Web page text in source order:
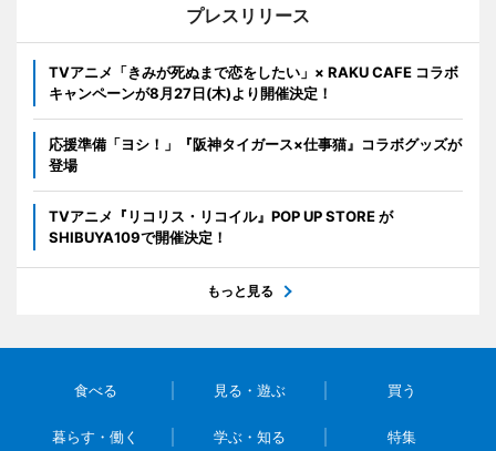
プレスリリース
TVアニメ「きみが死ぬまで恋をしたい」× RAKU CAFE コラボ
キャンペーンが8月27日(木)より開催決定！
応援準備「ヨシ！」『阪神タイガース×仕事猫』コラボグッズが
登場
TVアニメ『リコリス・リコイル』POP UP STORE が
SHIBUYA109で開催決定！
もっと見る
食べる 見る・遊ぶ 買う
暮らす・働く 学ぶ・知る 特集